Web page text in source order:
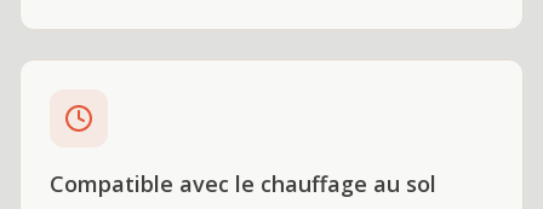
Compatible avec le chauffage au sol